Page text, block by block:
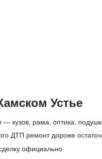
Устье
кузов, рама, оптика,
ДТП ремонт дороже
официально.